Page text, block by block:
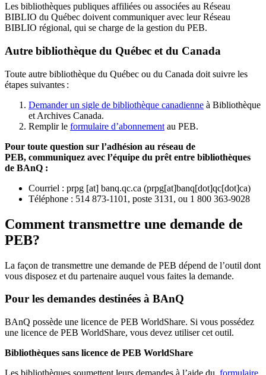
Les bibliothèques publiques affiliées ou associées au Réseau
BIBLIO du Québec doivent communiquer avec leur Réseau
BIBLIO régional, qui se charge de la gestion du PEB.
Autre bibliothèque du Québec et du Canada
Toute autre bibliothèque du Québec ou du Canada doit suivre les
étapes suivantes :
Demander un sigle de bibliothèque canadienne à Bibliothèque
et Archives Canada.
Remplir le formulaire d’abonnement au PEB.
Pour toute question sur l’adhésion au réseau de
PEB, communiquez avec l’équipe du prêt entre bibliothèques
de BAnQ :
Courriel : prpg [at] banq.qc.ca (prpg[at]banq[dot]qc[dot]ca)
Téléphone : 514 873-1101, poste 3131, ou 1 800 363-9028
Comment transmettre une demande de
PEB?
La façon de transmettre une demande de PEB dépend de l’outil dont
vous disposez et du partenaire auquel vous faites la demande.
Pour les demandes destinées à BAnQ
BAnQ possède une licence de PEB WorldShare. Si vous possédez
une licence de PEB WorldShare, vous devez utiliser cet outil.
Bibliothèques sans licence de PEB WorldShare
Les bibliothèques soumettent leurs demandes à l’aide du formulaire